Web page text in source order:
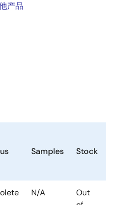
产品
for Freescale P10xx
outputs for low power
output at
Samples Stock
N/A
Out